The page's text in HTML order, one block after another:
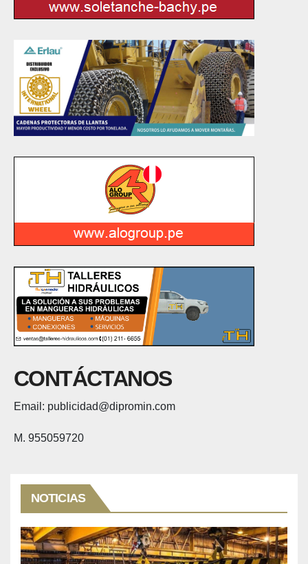
CONTÁCTANOS
Email: publicidad@dipromin.com
M. 955059720
NOTICIAS